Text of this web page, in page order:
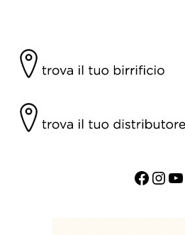
Facebook InstagramYouTube